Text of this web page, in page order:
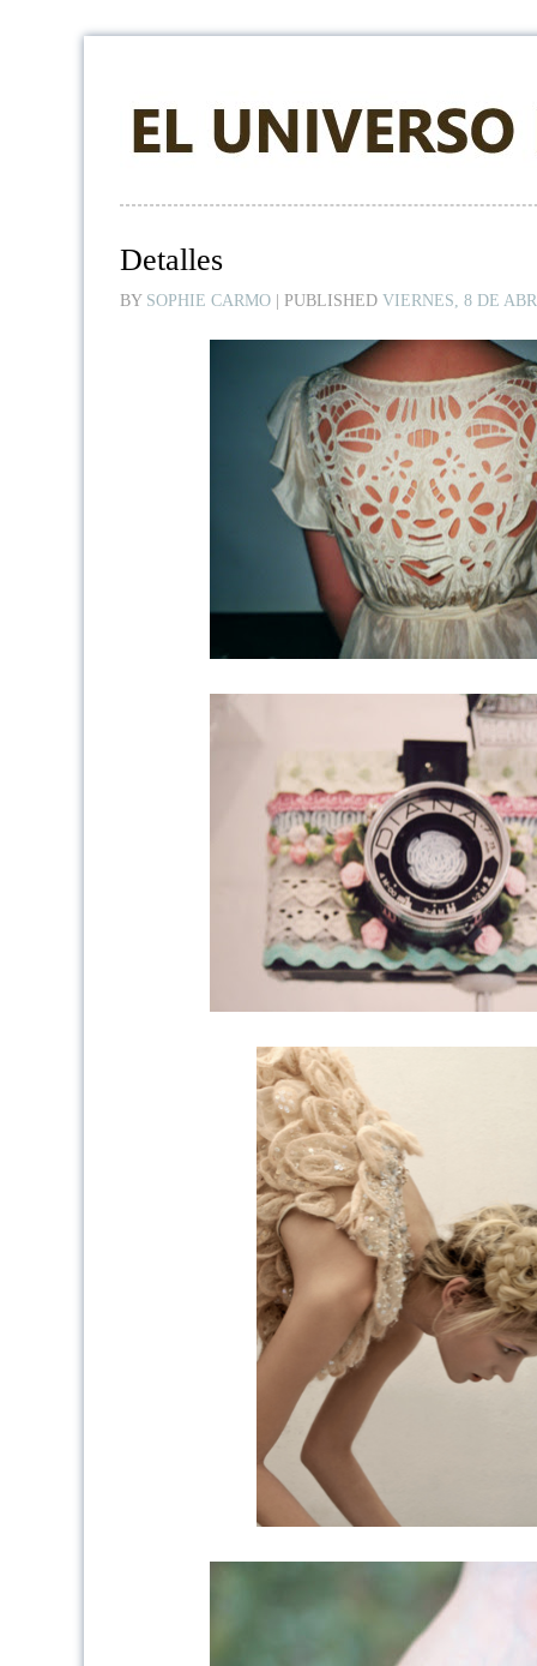
Detalles
BY SOPHIE CARMO PUBLISHED VIERNES, 8 DE